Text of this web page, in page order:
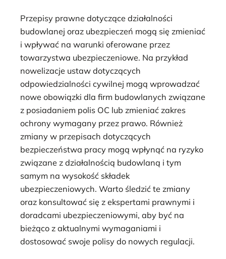
Przepisy prawne dotyczące działalności
budowlanej oraz ubezpieczeń mogą się zmieniać
i wpływać na warunki oferowane przez
towarzystwa ubezpieczeniowe. Na przykład
nowelizacje ustaw dotyczących
odpowiedzialności cywilnej mogą wprowadzać
nowe obowiązki dla firm budowlanych związane
z posiadaniem polis OC lub zmieniać zakres
ochrony wymagany przez prawo. Również
zmiany w przepisach dotyczących
bezpieczeństwa pracy mogą wpłynąć na ryzyko
związane z działalnością budowlaną i tym
samym na wysokość składek
ubezpieczeniowych. Warto śledzić te zmiany
oraz konsultować się z ekspertami prawnymi i
doradcami ubezpieczeniowymi, aby być na
bieżąco z aktualnymi wymaganiami i
dostosować swoje polisy do nowych regulacji.